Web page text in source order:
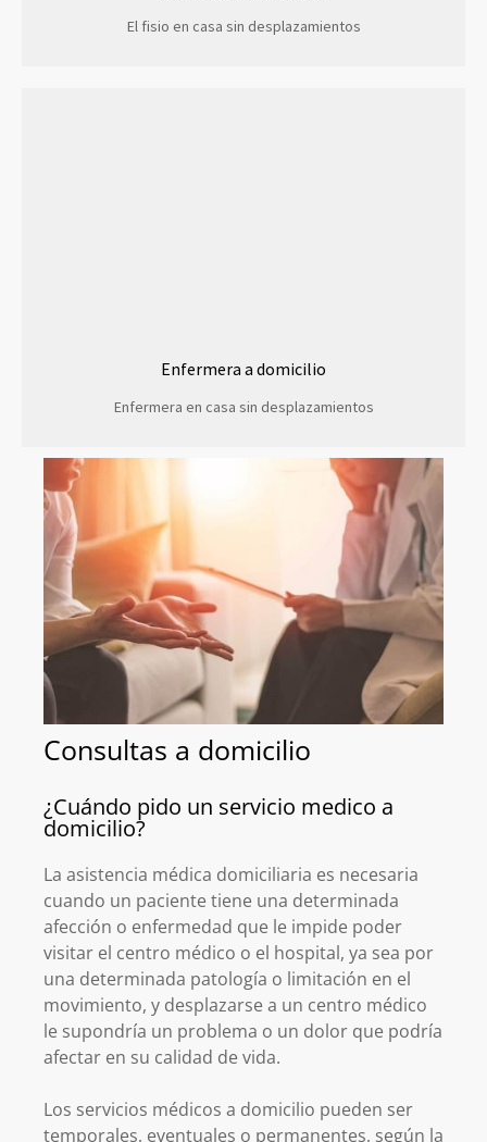
El fisio en casa sin desplazamientos
Enfermera a domicilio
Enfermera en casa sin desplazamientos
Consultas a domicilio
¿Cuándo pido un servicio medico a
domicilio?
La asistencia médica domiciliaria es necesaria
cuando un paciente tiene una determinada
afección o enfermedad que le impide poder
visitar el centro médico o el hospital, ya sea por
una determinada patología o limitación en el
movimiento, y desplazarse a un centro médico
le supondría un problema o un dolor que podría
afectar en su calidad de vida.
Los servicios médicos a domicilio pueden ser
temporales, eventuales o permanentes, según la